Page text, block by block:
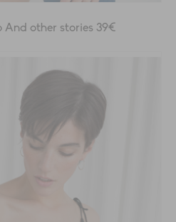
And other stories 39€